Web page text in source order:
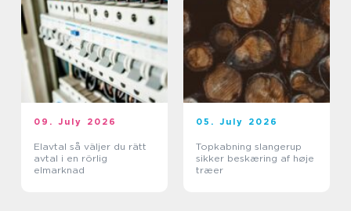
09. July 2026
Elavtal så väljer du rätt
avtal i en rörlig
elmarknad
05. July 2026
Topkabning slangerup
sikker beskæring af høje
træer